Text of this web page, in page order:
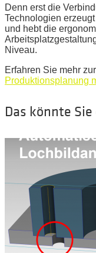
Denn erst die
Technologien
und hebt die
Niveau.
Erfahren Sie mehr zur
Produktionsplanung
Das könnte